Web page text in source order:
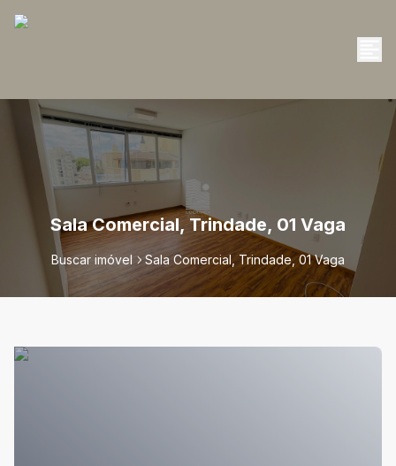
Sala Comercial, Trindade, 01 Vaga
Buscar imóvel Sala Comercial, Trindade, 01 Vaga